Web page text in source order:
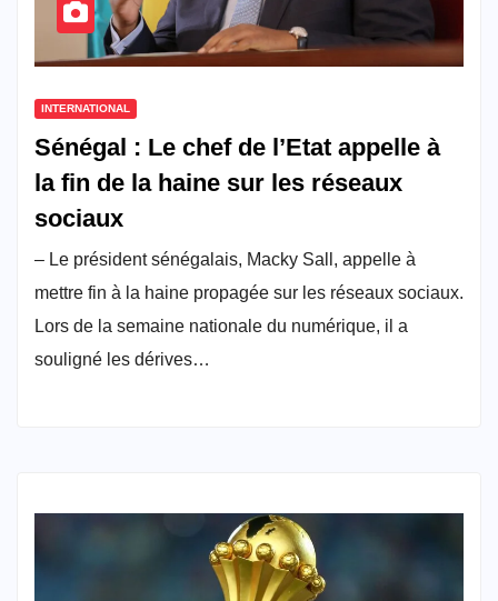
INTERNATIONAL
Sénégal : Le chef de l’Etat appelle à
la fin de la haine sur les réseaux
sociaux
– Le président sénégalais, Macky Sall, appelle à
mettre fin à la haine propagée sur les réseaux sociaux.
Lors de la semaine nationale du numérique, il a
souligné les dérives…